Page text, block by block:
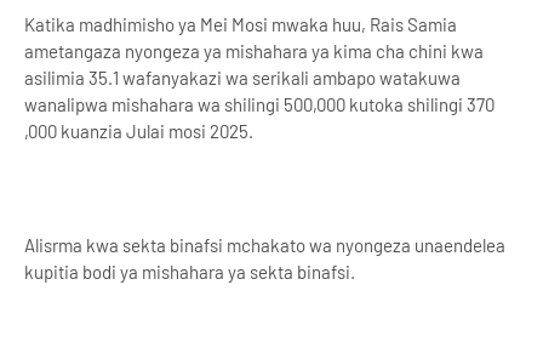
Katika madhimisho ya Mei Mosi mwaka huu, Rais Samia
ametangaza nyongeza ya mishahara ya kima cha chini kwa
asilimia 35.1 wafanyakazi wa serikali ambapo watakuwa
wanalipwa mishahara wa shilingi 500,000 kutoka shilingi 370
,000 kuanzia Julai mosi 2025.
Alisrma kwa sekta binafsi mchakato wa nyongeza unaendelea
kupitia bodi ya mishahara ya sekta binafsi.